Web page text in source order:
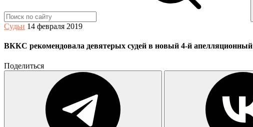
Судьи 14 февраля 2019
ВККС рекомендовала девятерых судей в новый 4-й апелляционный
Поделиться